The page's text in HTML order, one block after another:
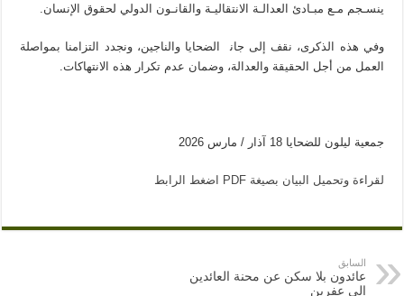
ﻳﻨﺴـﺠﻢ ﻣـﻊ ﻣﺒـﺎدئ اﻟﻌﺪاﻟـﺔ اﻻﻧﺘﻘﺎﻟﻴـﺔ واﻟﻘﺎﻧـﻮن اﻟﺪوﻟﻲ ﻟﺤﻘﻮق اﻹﻧﺴﺎن.
وﻓﻲ ﻫﺬه اﻟﺬﻛﺮى، ﻧﻘﻒ إﻟﻰ ﺟﺎﻧ اﻟﻀﺤﺎﻳﺎ واﻟﻨﺎﺟﻴﻦ، وﻧﺠﺪد اﻟﺘﺰاﻣﻨﺎ ﺑﻤﻮاﺻﻠﺔ
اﻟﻌﻤﻞ ﻣﻦ أﺟﻞ اﻟﺤﻘﻴﻘﺔ واﻟﻌﺪاﻟﺔ، وﺿﻤﺎن ﻋﺪم ﺗﻜﺮار ﻫﺬه اﻻﻧﺘﻬﺎﻛﺎت.
ﺟﻤﻌﻴﺔ ﻟﻴﻠﻮن ﻟﻠﻀﺤﺎﻳﺎ 18 آذار / ﻣﺎرس 2026
لقراءة وتحميل البيان بصيغة PDF اضغط الرابط
السابق
عائدون بلا سكن عن محنة العائدين
إلى عفرين